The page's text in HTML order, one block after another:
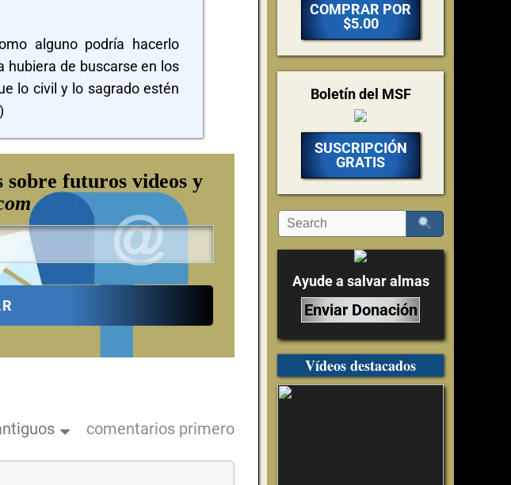
alguno podría hacerlo
hubiera de buscarse en los
lo civil y lo sagrado estén
futuros videos y
comentarios primero
COMPRAR POR
$5.00
Boletín del MSF
SUSCRIPCIÓN
GRATIS
Ayude a salvar almas
Enviar Donación
Vídeos destacados